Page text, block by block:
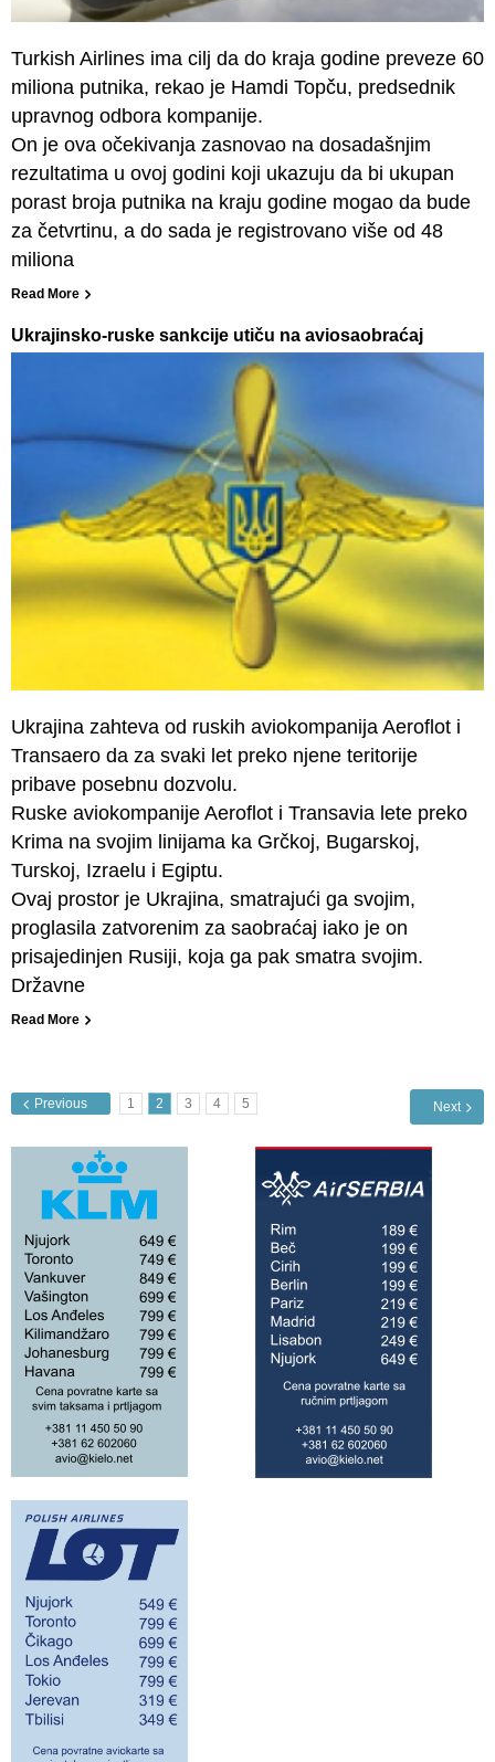
Turkish Airlines ima cilj da do kraja godine preveze 60
miliona putnika, rekao je Hamdi Topču, predsednik
upravnog odbora kompanije.
On je ova očekivanja zasnovao na dosadašnjim
rezultatima u ovoj godini koji ukazuju da bi ukupan
porast broja putnika na kraju godine mogao da bude
za četvrtinu, a do sada je registrovano više od 48
miliona
Read More
Ukrajinsko-ruske sankcije utiču na aviosaobraćaj
Ukrajina zahteva od ruskih aviokompanija Aeroflot i
Transaero da za svaki let preko njene teritorije
pribave posebnu dozvolu.
Ruske aviokompanije Aeroflot i Transavia lete preko
Krima na svojim linijama ka Grčkoj, Bugarskoj,
Turskoj, Izraelu i Egiptu.
Ovaj prostor je Ukrajina, smatrajući ga svojim,
proglasila zatvorenim za saobraćaj iako je on
prisajedinjen Rusiji, koja ga pak smatra svojim.
Državne
Read More
Previous 1 2 3 4 5 Next